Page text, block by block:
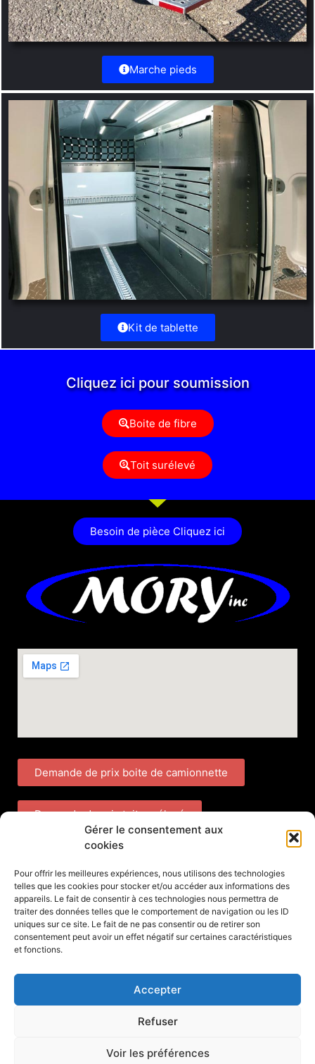
Gérer le consentement aux
cookies
Pour offrir les meilleures expériences, nous utilisons des technologies
telles que les cookies pour stocker et/ou accéder aux informations des
appareils. Le fait de consentir à ces technologies nous permettra de
traiter des données telles que le comportement de navigation ou les ID
uniques sur ce site. Le fait de ne pas consentir ou de retirer son
consentement peut avoir un effet négatif sur certaines caractéristiques
et fonctions.
Accepter
Refuser
Voir les préférences
Marche pieds
Kit de tablette
Cliquez ici pour soumission
Boite de fibre
Toit surélevé
Besoin de pièce Cliquez ici
Demande de prix boite de camionnette
Demande de prix toit surélevé
1-800-924-9804